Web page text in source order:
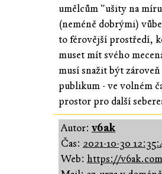
umělcům "ušity na
(neméně dobrými)
to férovější prostředí,
muset mít svého
musí snažit být
publikum - ve volném
prostor pro další
Autor: v6ak
Čas: 2021-10-30
Web: https://v6ak.com